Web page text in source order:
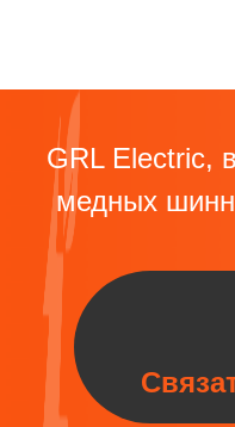
GRL Electric,
медных